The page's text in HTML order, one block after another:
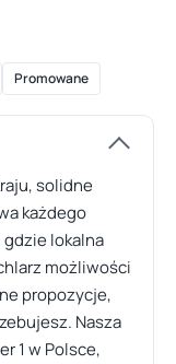
Promowane
solidne
każdego
gdzie lokalna
możliwości
propozycje,
Nasza
1 w Polsce,